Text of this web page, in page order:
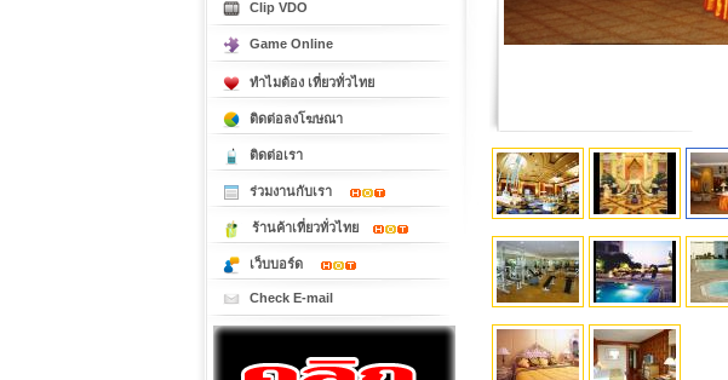
Clip VDO
Game Online
ทำไมต้อง เที่ยวทั่วไทย
ติดต่อลงโฆษณา
ติดต่อเรา
ร่วมงานกับเรา
ร้านค้าเที่ยวทั่วไทย
เว็บบอร์ด
Check E-mail